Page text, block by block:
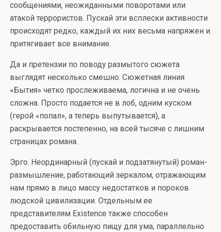
сообщениями, неожиданными поворотами или
атакой террористов. Пускай эти всплески активности
происходят редко, каждый их них весьма напряжен и
притягивает все внимание.
Да и претензии по поводу размытого сюжета
выглядят несколько смешно. Сюжетная линия
«Бытия» четко прослеживаема, логична и не очень
сложна. Просто подается не в лоб, одним куском
(герой «попал», а теперь выпутывается), а
раскрывается постепенно, на всей тысяче с лишним
страницах романа.
Эрго. Неординарный (пускай и подзатянутый) роман-
размышление, работающий зеркалом, отражающим
нам прямо в лицо массу недостатков и пороков
людской цивилизации. Отдельным ее
представителям Existence также способен
предоставить обильную пищу для ума, параллельно